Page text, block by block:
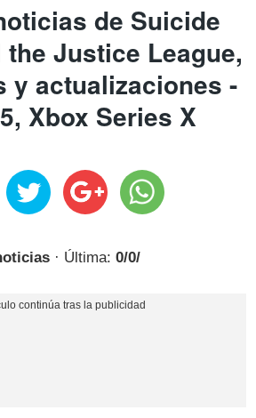
de Suicide
Justice League,
y actualizaciones -
Xbox Series X
· Última: 0/0/